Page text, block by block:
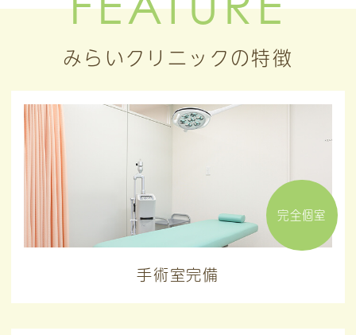
みらいクリニックの特徴
完全個室
手術室完備